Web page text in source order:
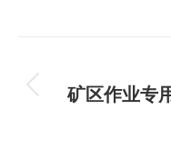
章
矿区作业专